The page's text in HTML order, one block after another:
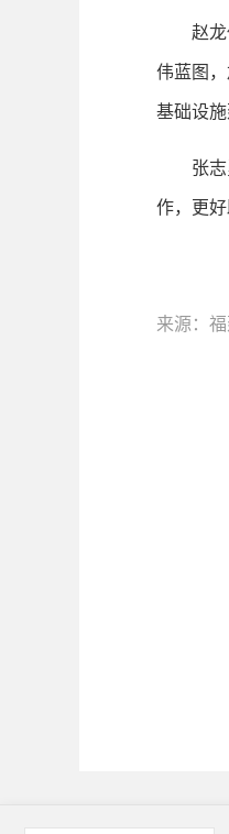
赵龙代
伟蓝图
基础设
张志勇
作，更好
来源：